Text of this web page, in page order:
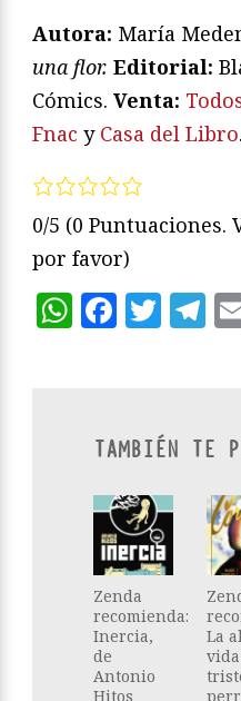
Autora: María
una flor. Editorial:
Cómics. Venta:
Fnac y Casa del Libro.
0/5 (0 Puntuaciones.
por favor)
TAMBIÉN TE
Zenda
recomienda:
Inercia,
de
Antonio
Hitos
La